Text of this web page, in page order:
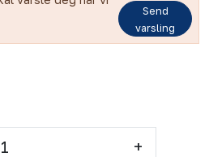
Send
varsling
+